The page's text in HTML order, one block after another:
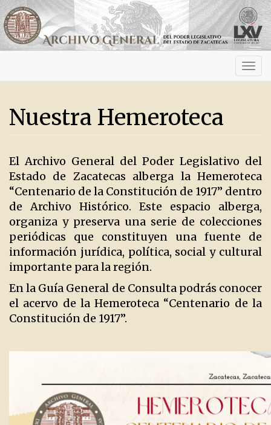
Nuestra Hemeroteca
El Archivo General del Poder Legislativo del
Estado de Zacatecas alberga la Hemeroteca
“Centenario de la Constitución de 1917” dentro
de Archivo Histórico. Este espacio alberga,
organiza y preserva una serie de colecciones
periódicas que constituyen una fuente de
información jurídica, política, social y cultural
importante para la región.
En la Guía General de Consulta podrás conocer
el acervo de la Hemeroteca “Centenario de la
Constitución de 1917”.